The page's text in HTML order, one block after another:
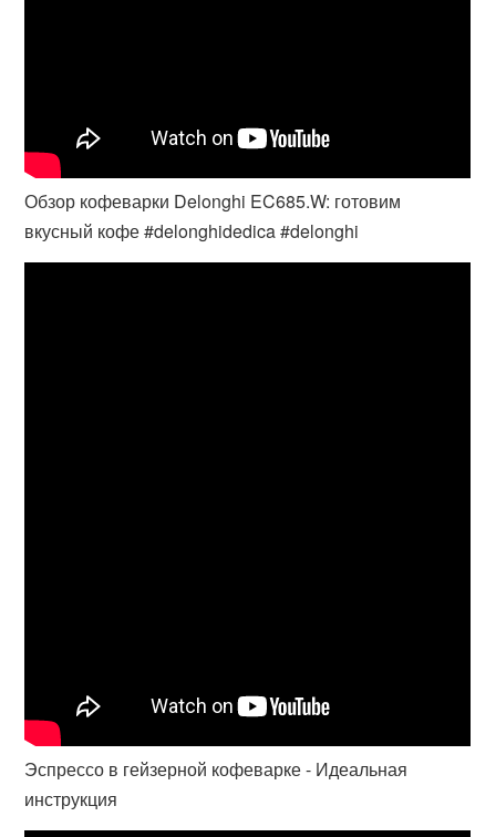
Обзор кофеварки Delonghi EC685.W: готовим
вкусный кофе #delonghidedica #delonghi
Эспрессо в гейзерной кофеварке - Идеальная
инструкция